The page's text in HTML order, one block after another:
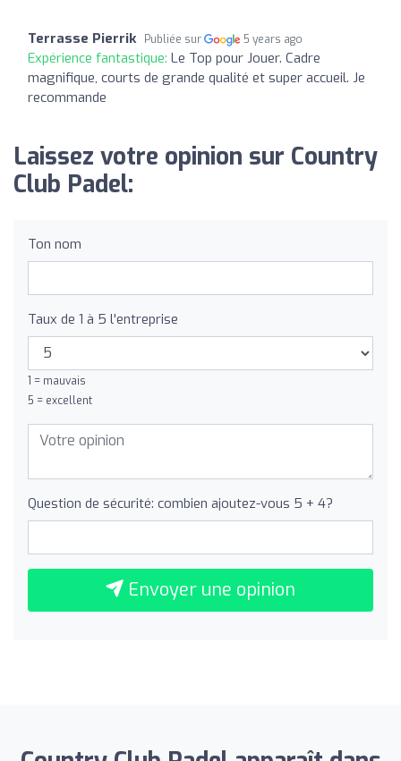
Terrasse Pierrik Publiée sur 5 years ago
Expérience fantastique: Le Top pour Jouer. Cadre
magnifique, courts de grande qualité et super accueil. Je
recommande
Laissez votre opinion sur Country
Club Padel:
Ton nom
Taux de 1 à 5 l'entreprise
1 = mauvais
5 = excellent
Question de sécurité: combien ajoutez-vous 5 + 4?
Envoyer une opinion